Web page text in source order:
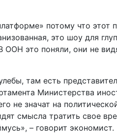
потому что этот
это шоу для
это поняли, они не
там есть
Министерства
не значат на
смысла тратить свое
– говорит экономист.